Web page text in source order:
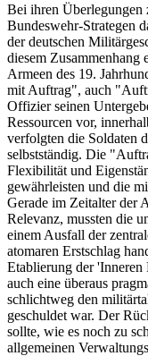
Bei ihren Überlegungen
Bundeswehr-Strategen
der deutschen
diesem Zusammenhang
Armeen des 19.
mit Auftrag", auch
Offizier seinen
Ressourcen vor,
verfolgten die Soldaten
selbstständig. Die
Flexibilität und
gewährleisten und die
Gerade im Zeitalter der
Relevanz, mussten die
einem Ausfall der
atomaren Erstschlag
Etablierung der 'Inneren
auch eine überaus
schlichtweg den
geschuldet war. Der
sollte, wie es noch zu
allgemeinen